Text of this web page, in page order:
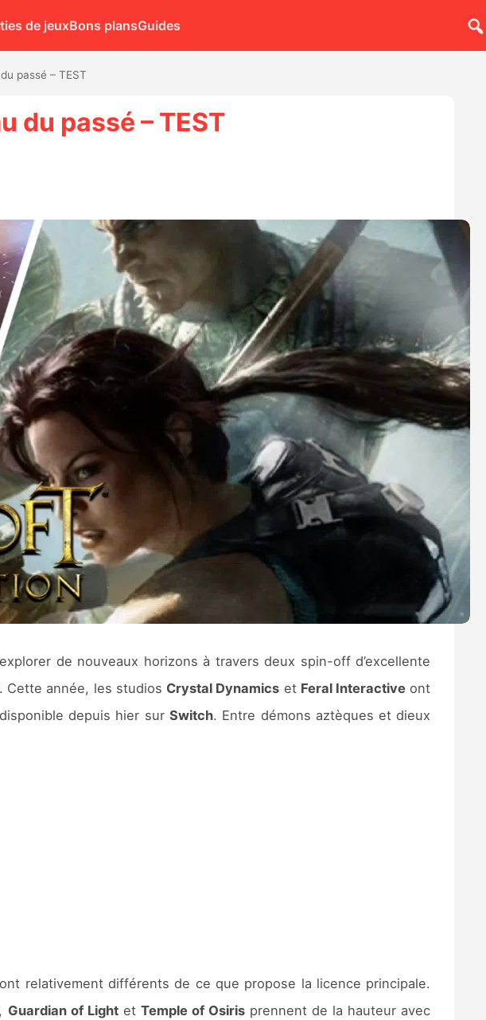
de jeuxBons plansGuides
passé – TEST
du passé – TEST
de nouveaux horizons à travers deux spin-off d’excellente
Cette année, les studios Crystal Dynamics et Feral Interactive ont
depuis hier sur Switch. Entre démons aztèques et dieux
relativement différents de ce que propose la licence principale.
Guardian of Lightet Temple of Osirisprennent de la hauteur avec